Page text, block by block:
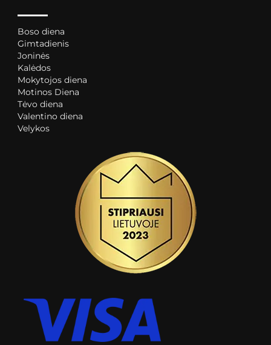
Boso diena
Gimtadienis
Joninės
Kalėdos
Mokytojos diena
Motinos Diena
Tėvo diena
Valentino diena
Velykos